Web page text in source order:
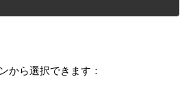
から選択できます：